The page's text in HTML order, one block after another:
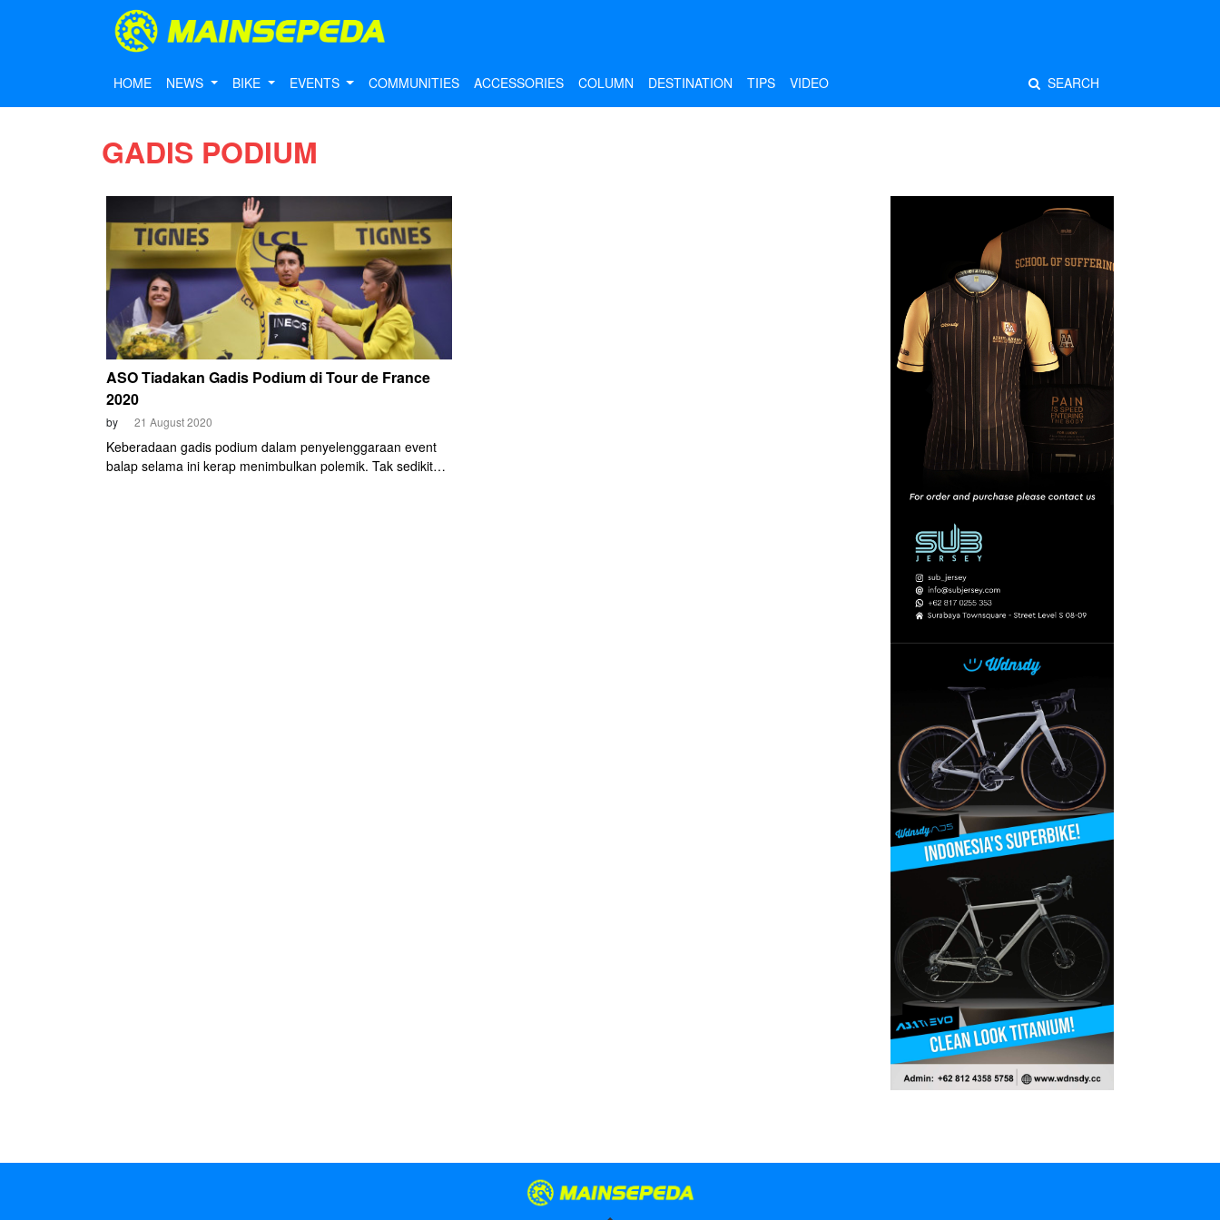
HOME NEWS BIKE EVENTS COMMUNITIES ACCESSORIES COLUMN DESTINATION TIPS VIDEO SEARCH
GADIS PODIUM
ASO Tiadakan Gadis Podium di Tour de France
2020
by 21 August 2020
Keberadaan gadis podium dalam penyelenggaraan event
balap selama ini kerap menimbulkan polemik. Tak sedikit